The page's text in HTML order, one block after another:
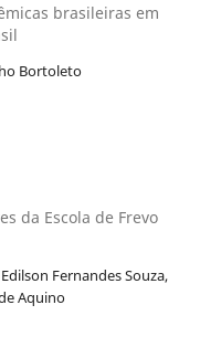
brasileiras em
Bortoleto
da Escola de Frevo
Fernandes Souza,
Aquino